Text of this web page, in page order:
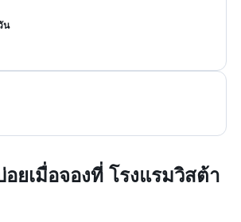
น
ยเมื่อจองที่ โรงแรมวิสต้า